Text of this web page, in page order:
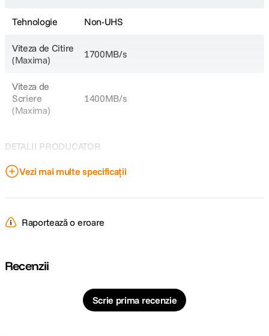
Tehnologie Non-UHS
Viteza de Citire
(Maxima)
1700MB/s
Viteza de
Scriere
(Maxima)
1400MB/s
DETALII PRODUCATOR
Cod producator SDCFEC-0640G-GN4NN
Vezi mai multe specificații
Raportează o eroare
Recenzii
Scrie prima recenzie